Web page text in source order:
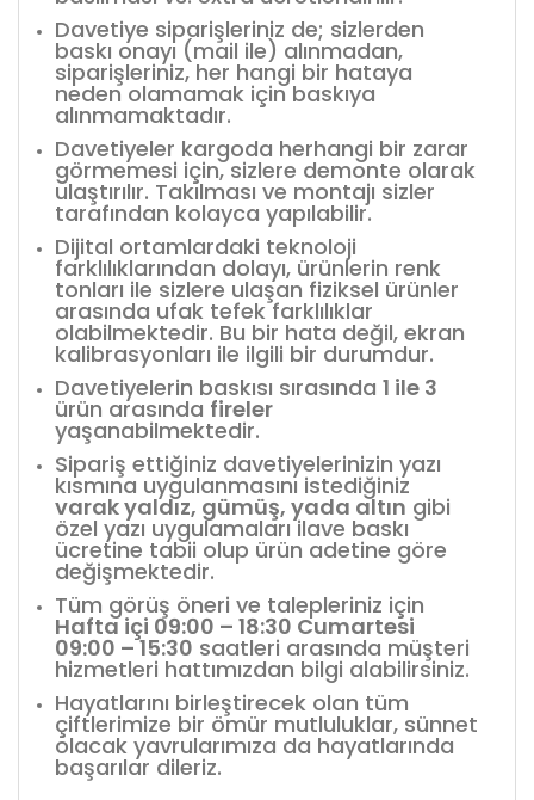
Davetiye siparişleriniz de; sizlerden
baskı onayı (mail ile) alınmadan,
siparişleriniz, her hangi bir hataya
neden olamamak için baskıya
alınmamaktadır.
Davetiyeler kargoda herhangi bir zarar
görmemesi için, sizlere demonte olarak
ulaştırılır. Takılması ve montajı sizler
tarafından kolayca yapılabilir.
Dijital ortamlardaki teknoloji
farklılıklarından dolayı, ürünlerin renk
tonları ile sizlere ulaşan fiziksel ürünler
arasında ufak tefek farklılıklar
olabilmektedir. Bu bir hata değil, ekran
kalibrasyonları ile ilgili bir durumdur.
Davetiyelerin baskısı sırasında 1 ile 3
ürün arasında fireler
yaşanabilmektedir.
Sipariş ettiğiniz davetiyelerinizin yazı
kısmına uygulanmasını istediğiniz
varak yaldız, gümüş, yada altın gibi
özel yazı uygulamaları ilave baskı
ücretine tabii olup ürün adetine göre
değişmektedir.
Tüm görüş öneri ve talepleriniz için
Hafta içi 09:00 – 18:30 Cumartesi
09:00 – 15:30 saatleri arasında müşteri
hizmetleri hattımızdan bilgi alabilirsiniz.
Hayatlarını birleştirecek olan tüm
çiftlerimize bir ömür mutluluklar, sünnet
olacak yavrularımıza da hayatlarında
başarılar dileriz.